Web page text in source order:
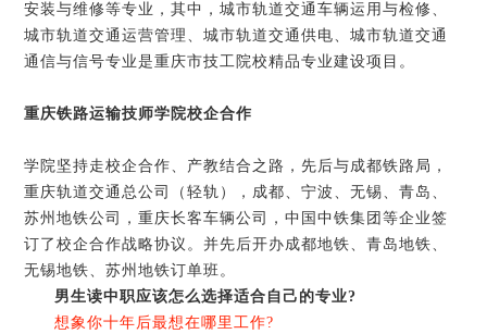
安装与维修等专业，其中，城市轨道交通车辆运用与检修、
城市轨道交通运营管理、城市轨道交通供电、城市轨道交通
通信与信号专业是重庆市技工院校精品专业建设项目。
重庆铁路运输技师学院校企合作
学院坚持走校企合作、产教结合之路，先后与成都铁路局，
重庆轨道交通总公司（轻轨），成都、宁波、无锡、青岛、
苏州地铁公司，重庆长客车辆公司，中国中铁集团等企业签
订了校企合作战略协议。并先后开办成都地铁、青岛地铁、
无锡地铁、苏州地铁订单班。
男生读中职应该怎么选择适合自己的专业?
想象你十年后最想在哪里工作?